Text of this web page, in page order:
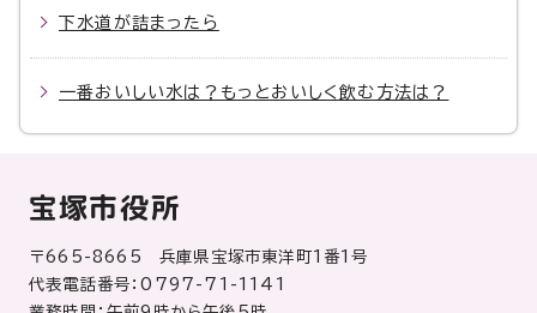
下水道が詰まったら
一番おいしい水は？もっとおいしく飲む方法は？
宝塚市役所
〒665-8665 兵庫県宝塚市東洋町1番1号
代表電話番号：0797-71-1141